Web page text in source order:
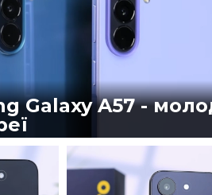
Galaxy A57 -
0